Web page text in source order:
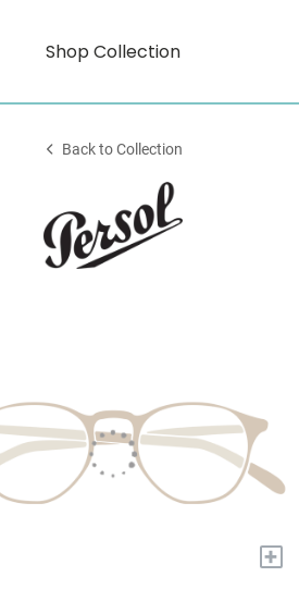
Shop Collection
Back to Collection
+